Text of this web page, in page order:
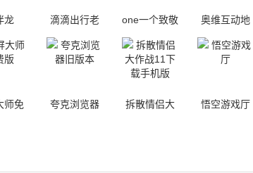
龙
滴滴出行老
one一个致敬
奥维互动地
版
师免
夸克浏览器
拆散情侣大
悟空游戏厅